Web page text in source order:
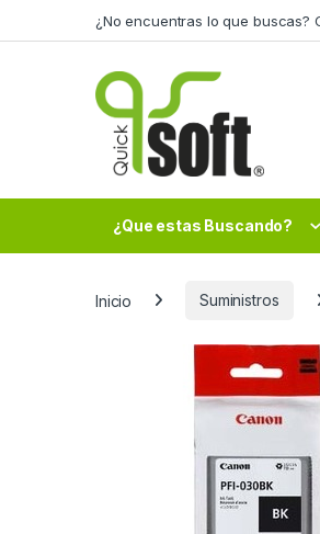
¿No encuentras lo que buscas?
¿Que estas Buscando?
Inicio Suministros